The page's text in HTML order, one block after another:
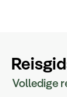
Volledige